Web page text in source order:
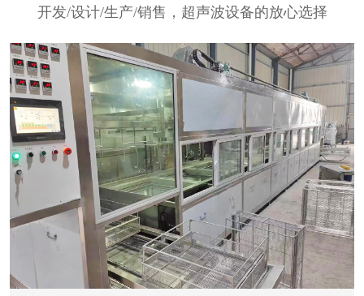
开发/设计/生产/销售，超声波设备的放心选择